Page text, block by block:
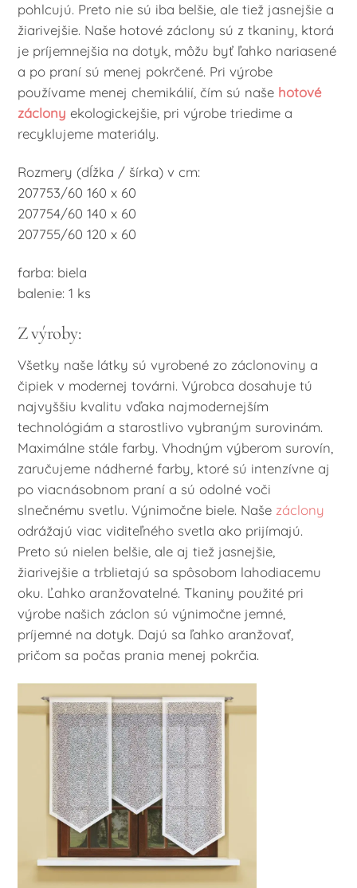
pohlcujú. Preto nie sú iba belšie, ale tiež jasnejšie a
žiarivejšie. Naše hotové záclony sú z tkaniny, ktorá
je príjemnejšia na dotyk, môžu byť ľahko nariasené
a po praní sú menej pokrčené. Pri výrobe
používame menej chemikálií, čím sú naše hotové
záclony ekologickejšie, pri výrobe triedime a
recyklujeme materiály.
Rozmery (dĺžka / šírka) v cm:
207753/60 160 x 60
207754/60 140 x 60
207755/60 120 x 60
farba: biela
balenie: 1 ks
Z výroby:
Všetky naše látky sú vyrobené zo záclonoviny a
čipiek v modernej továrni. Výrobca dosahuje tú
najvyššiu kvalitu vďaka najmodernejším
technológiám a starostlivo vybraným surovinám.
Maximálne stále farby. Vhodným výberom surovín,
zaručujeme nádherné farby, ktoré sú intenzívne aj
po viacnásobnom praní a sú odolné voči
slnečnému svetlu. Výnimočne biele. Naše záclony
odrážajú viac viditeľného svetla ako prijímajú.
Preto sú nielen belšie, ale aj tiež jasnejšie,
žiarivejšie a trblietajú sa spôsobom lahodiacemu
oku. Ľahko aranžovatelné. Tkaniny použité pri
výrobe našich záclon sú výnimočne jemné,
príjemné na dotyk. Dajú sa ľahko aranžovať,
pričom sa počas prania menej pokrčia.